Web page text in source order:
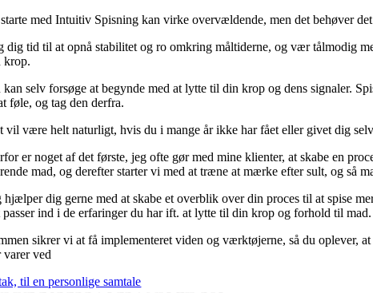
med Intuitiv Spisning kan virke overvældende, men det behøver
dig tid til at opnå stabilitet og ro omkring måltiderne, og vær tålmodig
krop.
kan selv forsøge at begynde med at lytte til din krop og dens signaler.
føle, og tag den derfra.
vil være helt naturligt, hvis du i mange år ikke har fået eller givet dig
er noget af det første, jeg ofte gør med mine klienter, at skabe en
mad, og derefter starter vi med at træne at mærke efter sult, og så
hjælper dig gerne med at skabe et overblik over din proces til at spise
passer ind i de erfaringer du har ift. at lytte til din krop og forhold til mad.
sikrer vi at få implementeret viden og værktøjerne, så du oplever,
varer ved
til en personlige samtale